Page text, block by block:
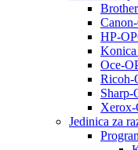
HP-
Oce-
Ricoh-
Sharp-
Xerox-
Jedinica za